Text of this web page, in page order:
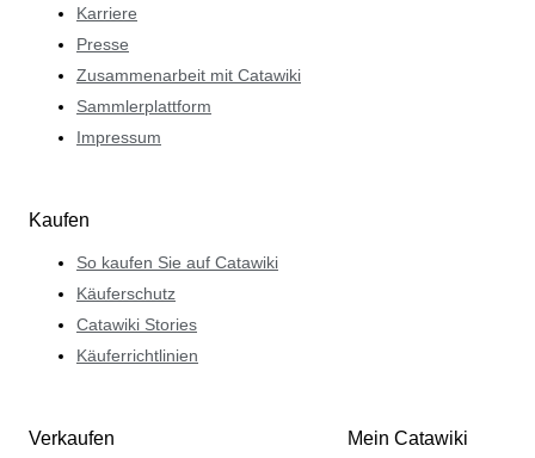
Karriere
Presse
Zusammenarbeit mit Catawiki
Sammlerplattform
Impressum
Kaufen
So kaufen Sie auf Catawiki
Käuferschutz
Catawiki Stories
Käuferrichtlinien
Verkaufen Mein Catawiki